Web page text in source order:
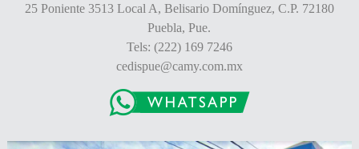
25 Poniente 3513 Local A, Belisario Domínguez, C.P. 72180
Puebla, Pue.
Tels: (222) 169 7246
cedispue@camy.com.mx